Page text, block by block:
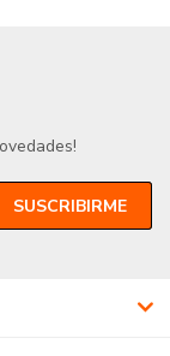
SUSCRIBIRME